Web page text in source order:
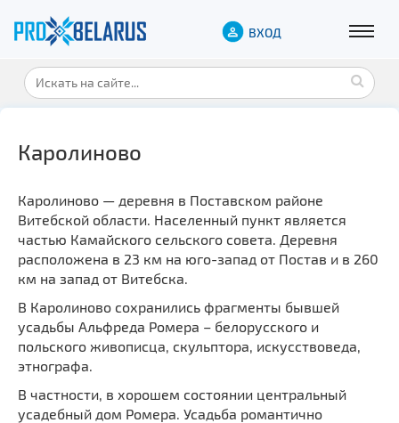
ВХОД
Каролиново
Каролиново — деревня в Поставском районе
Витебской области. Населенный пункт является
частью Камайского сельского совета. Деревня
расположена в 23 км на юго-запад от Постав и в 260
км на запад от Витебска.
В Каролиново сохранились фрагменты бывшей
усадьбы Альфреда Ромера – белорусского и
польского живописца, скульптора, искусствоведа,
этнографа.
В частности, в хорошем состоянии центральный
усадебный дом Ромера. Усадьба романтично